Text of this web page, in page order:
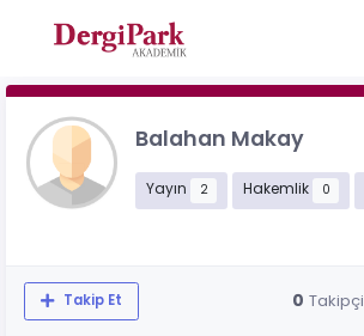
Balahan Makay
Yayın 2 Hakemlik 0
Takip Et 0 Takipçi